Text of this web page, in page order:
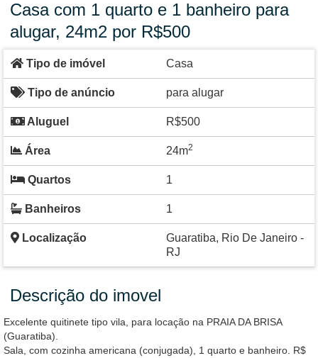
Casa com 1 quarto e 1 banheiro para
alugar, 24m2 por R$500
Tipo de imóvel Casa
Tipo de anúncio para alugar
Aluguel R$500
Área 24m2
Quartos 1
Banheiros 1
Localização
Guaratiba, Rio De Janeiro -
RJ
Descrição do imovel
Excelente quitinete tipo vila, para locação na PRAIA DA BRISA
(Guaratiba).
Sala, com cozinha americana (conjugada), 1 quarto e banheiro. R$